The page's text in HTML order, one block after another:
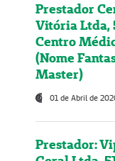
Prestador
Vitória Ltda,
Centro
(Nome
Master)
01 de Abril de
Prestador: